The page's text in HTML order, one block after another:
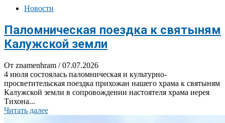
Новости
Паломническая поездка к святыням
Калужской земли
От znamenhram / 07.07.2026
4 июля состоялась паломническая и культурно-
просветительская поездка прихожан нашего храма к святыням
Калужской земли в сопровождении настоятеля храма иерея
Тихона...
Читать далее